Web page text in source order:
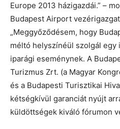
Europe 2013 házigazdái.” –
Budapest Airport
„Meggyőződésem, hogy
méltó helyszínéül szolgál
iparági eseménynek. A
Turizmus Zrt. (a Magyar
és a Budapesti Turisztikai
kétségkívül garanciát nyújt
küldöttségek kiváló fórumon